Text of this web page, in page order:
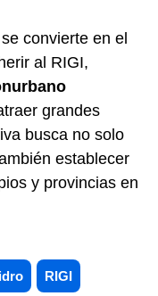
se convierte en el
al RIGI,
grandes
busca no solo
establecer
y provincias en
RIGI